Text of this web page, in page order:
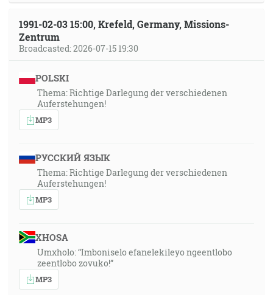
1991-02-03 15:00, Krefeld, Germany, Missions-
Zentrum
Broadcasted: 2026-07-15 19:30
POLSKI
Thema: Richtige Darlegung der verschiedenen
Auferstehungen!
MP3
РУССКИЙ ЯЗЫК
Thema: Richtige Darlegung der verschiedenen
Auferstehungen!
MP3
XHOSA
Umxholo: “Imboniselo efanelekileyo ngeentlobo
zeentlobo zovuko!”
MP3